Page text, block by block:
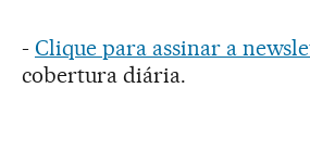
- Clique para assinar a
cobertura diária.